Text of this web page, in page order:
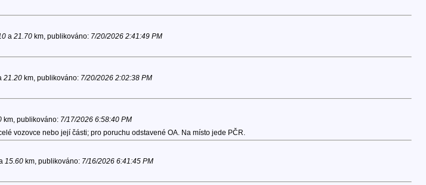
a 21.70km, publikováno: 7/20/2026 2:41:49 PM
21.20km, publikováno: 7/20/2026 2:02:38 PM
km, publikováno: 7/17/2026 6:58:40 PM
vozovce nebo její části; pro poruchu odstavené OA. Na místo jede PČR.
15.60km, publikováno: 7/16/2026 6:41:45 PM